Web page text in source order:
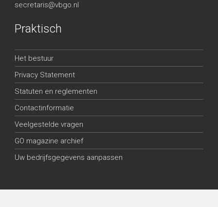
secretaris@vbgo.nl
Praktisch
Het bestuur
Privacy Statement
Statuten en reglementen
Contactinformatie
Veelgestelde vragen
GO magazine archief
Uw bedrijfsgegevens aanpassen